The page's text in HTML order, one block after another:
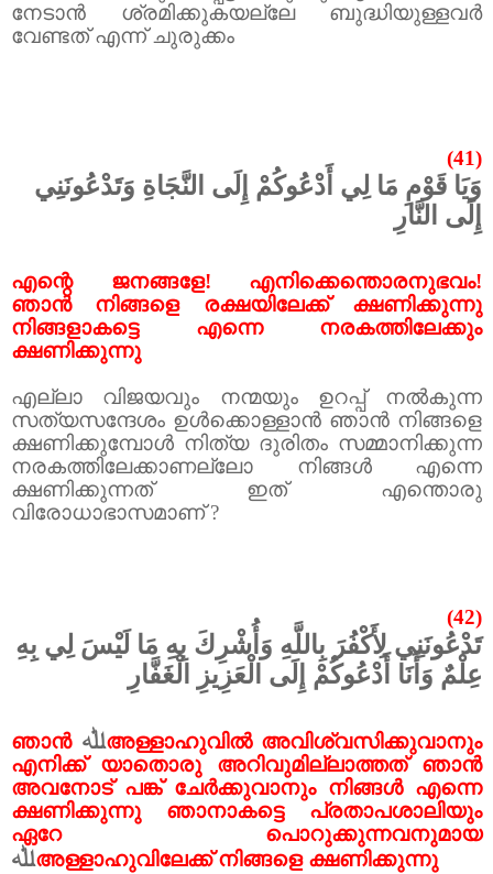
നേടാൻ ശ്രമിക്കുകയല്ലേ ബുദ്ധിയുള്ളവർ
വേണ്ടത് എന്ന് ചുരുക്കം
(41)
وَيَا قَوْمِ مَا لِي أَدْعُوكُمْ إِلَى النَّجَاةِ وَتَدْعُونَنِي
إِلَى النَّارِ
എന്റെ ജനങ്ങളേ! എനിക്കെന്തൊരനുഭവം!
ഞാൻ നിങ്ങളെ രക്ഷയിലേക്ക് ക്ഷണിക്കുന്നു
നിങ്ങളാകട്ടെ എന്നെ നരകത്തിലേക്കും
ക്ഷണിക്കുന്നു
എല്ലാ വിജയവും നന്മയും ഉറപ്പ് നൽകുന്ന
സത്യസന്ദേശം ഉൾക്കൊള്ളാൻ ഞാൻ നിങ്ങളെ
ക്ഷണിക്കുമ്പോൾ നിത്യ ദുരിതം സമ്മാനിക്കുന്ന
നരകത്തിലേക്കാണല്ലോ നിങ്ങൾ എന്നെ
ക്ഷണിക്കുന്നത് ഇത് എന്തൊരു
വിരോധാഭാസമാണ്?
(42)
تَدْعُونَنِي لِأَكْفُرَ بِاللَّهِ وَأُشْرِكَ بِهِ مَا لَيْسَ لِي بِهِ
عِلْمٌ وَأَنَا أَدْعُوكُمْ إِلَى الْعَزِيزِ الْغَفَّارِ
ഞാൻ ﷲഅള്ളാഹുവിൽ അവിശ്വസിക്കുവാനും
എനിക്ക് യാതൊരു അറിവുമില്ലാത്തത് ഞാൻ
അവനോട് പങ്ക് ചേർക്കുവാനും നിങ്ങൾ എന്നെ
ക്ഷണിക്കുന്നു ഞാനാകട്ടെ പ്രതാപശാലിയും
ഏറേ പൊറുക്കുന്നവനുമായ
ﷲഅള്ളാഹുവിലേക്ക് നിങ്ങളെ ക്ഷണിക്കുന്നു